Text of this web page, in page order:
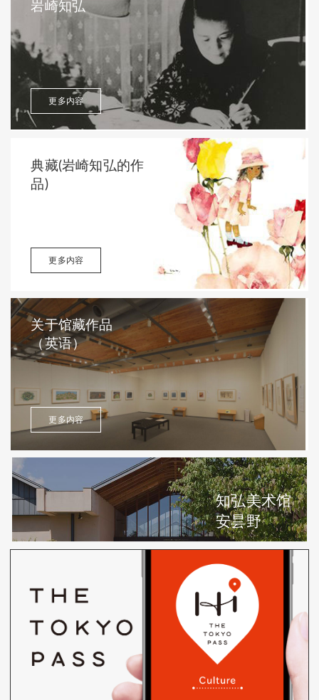
岩崎知弘
更多内容
典藏(岩崎知弘的作
品)
更多内容
关于馆藏作品
（英语）
更多内容
知弘美术馆
安昙野